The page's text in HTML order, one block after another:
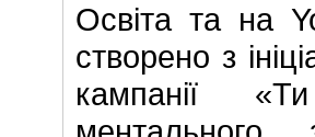
Освіта та на
створено з
кампанії